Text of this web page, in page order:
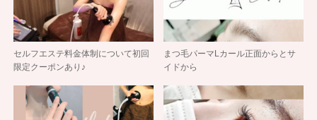
セルフエステ料金体制について初回
限定クーポンあり♪
まつ毛パーマLカール正面からとサ
イドから